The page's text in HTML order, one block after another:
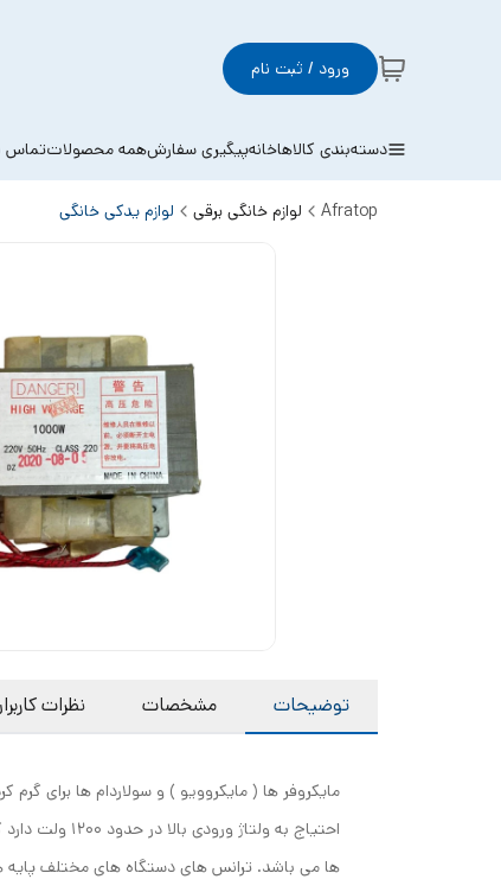
ورود / ثبت نام
دسته‌بندی کالاهاخانهپیگیری سفارشهمه محصولاتتماس
Afratop لوازم خانگی برقی لوازم یدکی خانگی
توضیحات مشخصات نظرات
مایکروفر ها ( مایکروویو ) و سولاردام ها برای گرم
ها می باشد. ترانس های دستگاه های مختلف پایه